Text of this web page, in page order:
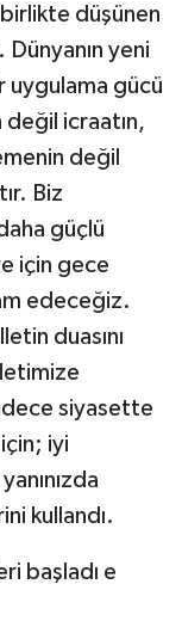
düşünen
yeni
uygulama gücü
değil icraatın,
değil
Biz
güçlü
için gece
edeceğiz.
duasını
siyasette
iyi
kullandı.
başladı e